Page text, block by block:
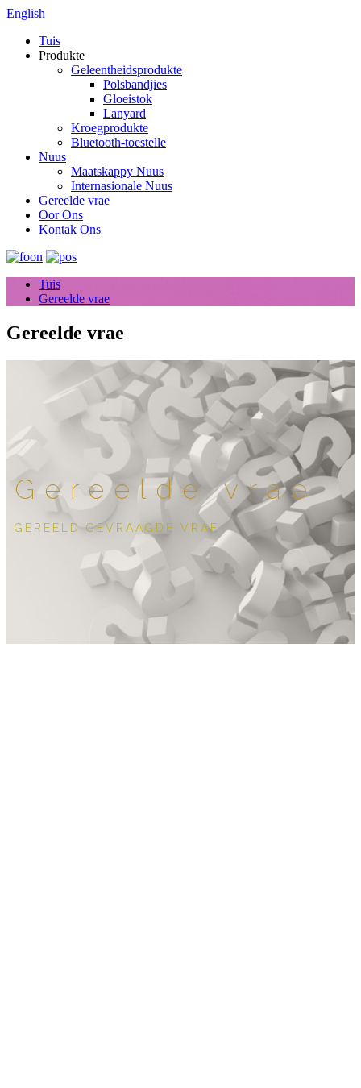
English
Tuis
Produkte
Geleentheidsprodukte
Polsbandjies
Gloeistok
Lanyard
Kroegprodukte
Bluetooth-toestelle
Nuus
Maatskappy Nuus
Internasionale Nuus
Gereelde vrae
Oor Ons
Kontak Ons
Tuis
Gereelde vrae
Gereelde vrae
Gereelde vrae
GEREELD GEVRAAGDE VRAE